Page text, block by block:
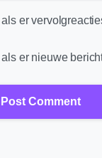
er
er nieuwe